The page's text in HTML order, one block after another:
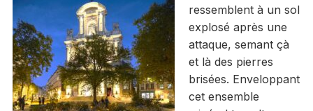
ressemblent à un sol
explosé après une
attaque, semant çà
et là des pierres
brisées. Enveloppant
cet ensemble